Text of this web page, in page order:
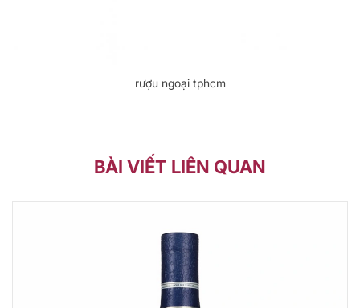
rượu ngoại tphcm
BÀI VIẾT LIÊN QUAN